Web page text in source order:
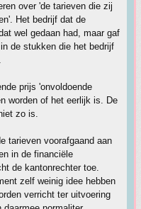
over 'de tarieven die zij
Het bedrijf dat de
wel gedaan had, maar gaf
de stukken die het bedrijf
prijs 'onvoldoende
worden of het eerlijk is. De
zo is.
tarieven voorafgaand aan
in de financiële
de kantonrechter toe.
zelf weinig idee hebben
verricht ter uitvoering